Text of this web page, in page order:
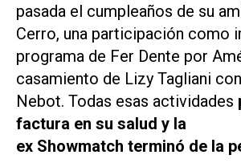
pasada el cumpleaños de su
Cerro, una participación como
programa de Fer Dente por
casamiento de Lizy Tagliani
Nebot. Todas esas actividades
factura en su salud y la
ex Showmatch terminó de la